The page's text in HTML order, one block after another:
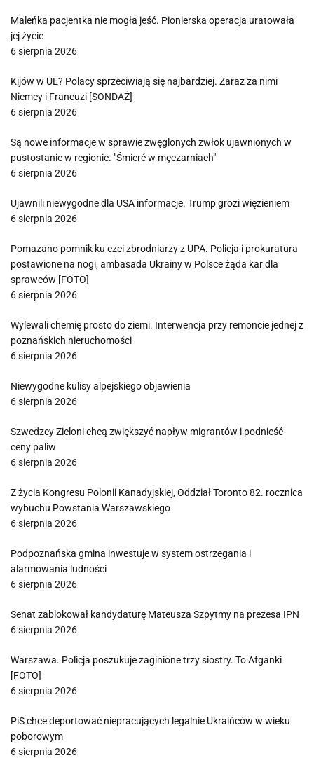
Maleńka pacjentka nie mogła jeść. Pionierska operacja uratowała
jej życie
6 sierpnia 2026
Kijów w UE? Polacy sprzeciwiają się najbardziej. Zaraz za nimi
Niemcy i Francuzi [SONDAŻ]
6 sierpnia 2026
Są nowe informacje w sprawie zwęglonych zwłok ujawnionych w
pustostanie w regionie. "Śmierć w męczarniach"
6 sierpnia 2026
Ujawnili niewygodne dla USA informacje. Trump grozi więzieniem
6 sierpnia 2026
Pomazano pomnik ku czci zbrodniarzy z UPA. Policja i prokuratura
postawione na nogi, ambasada Ukrainy w Polsce żąda kar dla
sprawców [FOTO]
6 sierpnia 2026
Wylewali chemię prosto do ziemi. Interwencja przy remoncie jednej z
poznańskich nieruchomości
6 sierpnia 2026
Niewygodne kulisy alpejskiego objawienia
6 sierpnia 2026
Szwedzcy Zieloni chcą zwiększyć napływ migrantów i podnieść
ceny paliw
6 sierpnia 2026
Z życia Kongresu Polonii Kanadyjskiej, Oddział Toronto 82. rocznica
wybuchu Powstania Warszawskiego
6 sierpnia 2026
Podpoznańska gmina inwestuje w system ostrzegania i
alarmowania ludności
6 sierpnia 2026
Senat zablokował kandydaturę Mateusza Szpytmy na prezesa IPN
6 sierpnia 2026
Warszawa. Policja poszukuje zaginione trzy siostry. To Afganki
[FOTO]
6 sierpnia 2026
PiS chce deportować niepracujących legalnie Ukraińców w wieku
poborowym
6 sierpnia 2026